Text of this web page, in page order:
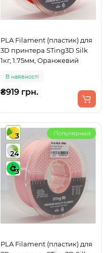
PLA Filament (пластик) для
3D принтера STing3D Silk
1кг, 1.75мм, Оранжевий
В наявності
₴919 грн.
3
24
3
Популярний
PLA Filament (пластик) для